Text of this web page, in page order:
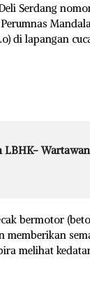
Serdang
di lapangan
LBHK-
bermotor
melihat